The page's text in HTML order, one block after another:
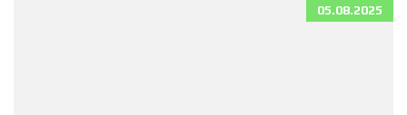
05.08.2025